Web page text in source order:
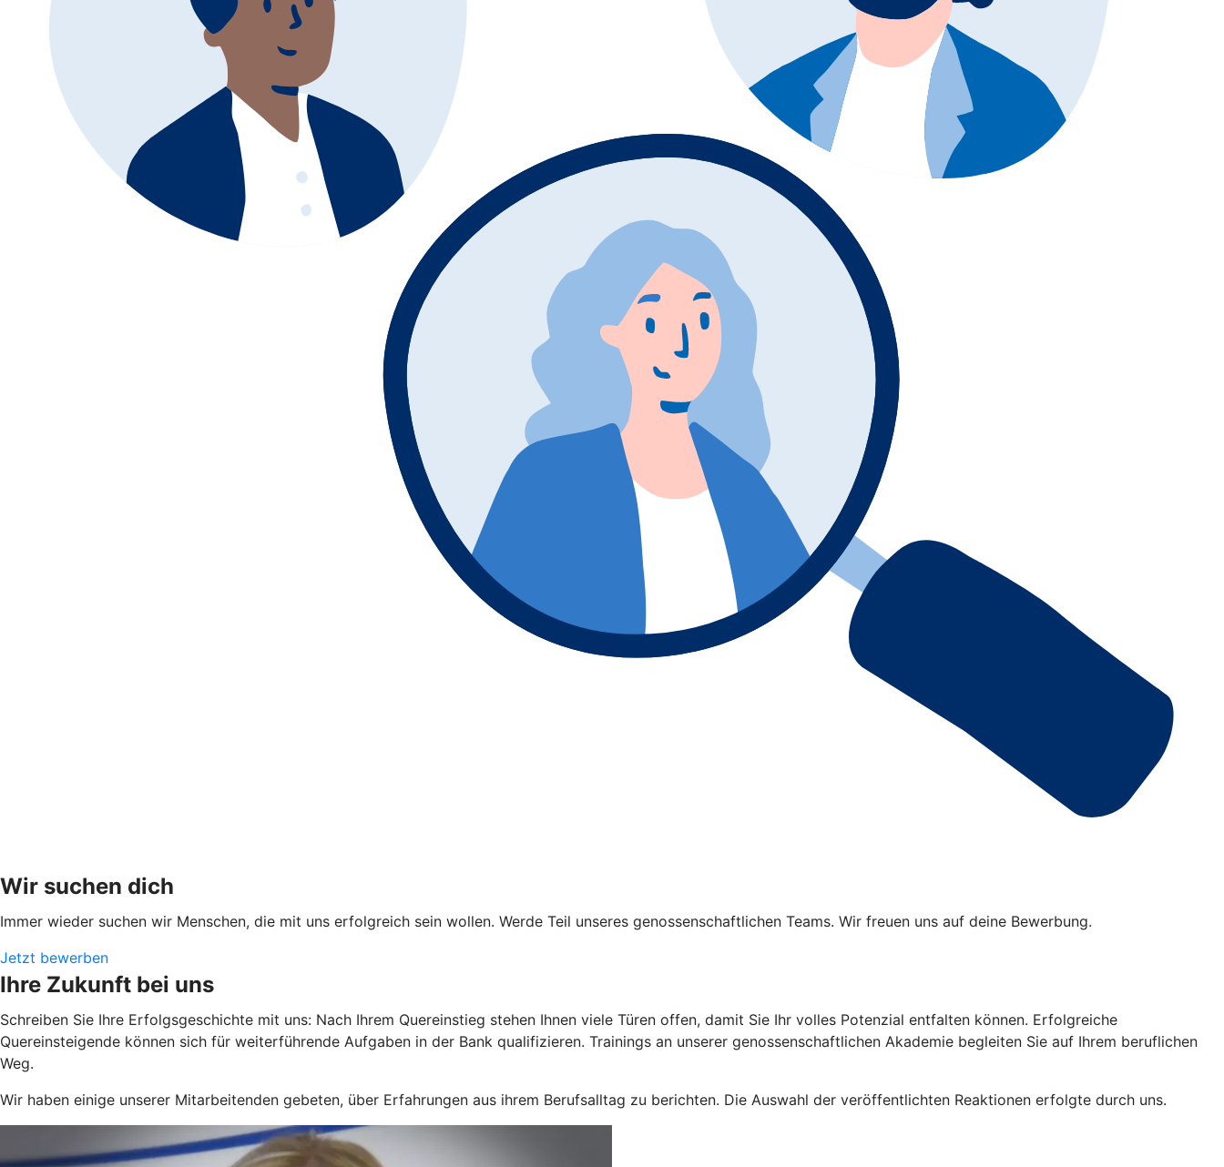
Wir suchen dich
Immer wieder suchen wir Menschen, die mit uns erfolgreich sein wollen. Werde Teil unseres genossenschaftlichen Teams. Wir freuen uns auf deine Bewerbung.
Jetzt bewerben
Ihre Zukunft bei uns
Schreiben Sie Ihre Erfolgsgeschichte mit uns: Nach Ihrem Quereinstieg stehen Ihnen viele Türen offen, damit Sie Ihr volles Potenzial entfalten können. Erfolgreiche
Quereinsteigende können sich für weiterführende Aufgaben in der Bank qualifizieren. Trainings an unserer genossenschaftlichen Akademie begleiten Sie auf Ihrem beruflichen
Weg.
Wir haben einige unserer Mitarbeitenden gebeten, über Erfahrungen aus ihrem Berufsalltag zu berichten. Die Auswahl der veröffentlichten Reaktionen erfolgte durch uns.